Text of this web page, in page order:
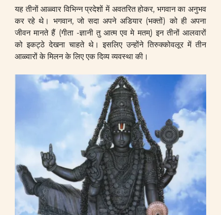
यह तीनों आळ्वार विभिन्न प्रदेशों में अवतरित होकर, भगवान का अनुभव
कर रहे थे। भगवान, जो सदा अपने अडियार (भक्तों) को ही अपना
जीवन मानते हैं (गीता -ज्ञानी तु आत्म एव मे मतम्) इन तीनों आलवारों
को इकट्ठे देखना चाहते थे। इसलिए उन्होंने तिरुक्कोवलूर में तीन
आळ्वारों के मिलन के लिए एक दिव्य व्यवस्था की।